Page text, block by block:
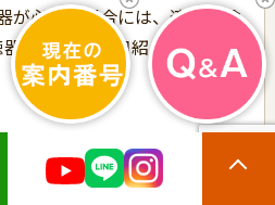
が必要な場合には、適切な検
の専門店を御紹介いたしま